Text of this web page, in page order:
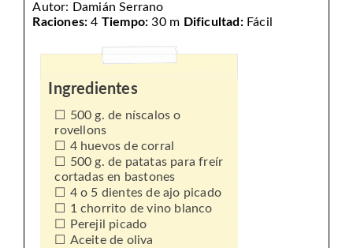
Autor: Damián Serrano
Raciones: 4 Tiempo: 30 m Dificultad:Fácil
Ingredientes
500 g. de níscalos o
rovellons
4 huevos de corral
500 g. de patatas para freír
cortadas en bastones
4 o 5 dientes de ajo picado
1 chorrito de vino blanco
Perejil picado
Aceite de oliva